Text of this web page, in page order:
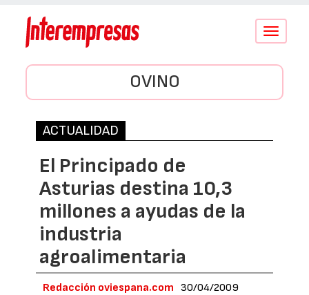
Conmutar
OVINO
ACTUALIDAD
El Principado de
Asturias destina 10,3
millones a ayudas de la
industria
agroalimentaria
Redacción oviespana.com 30/04/2009